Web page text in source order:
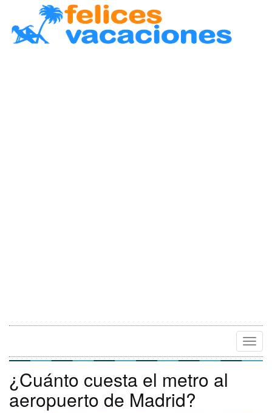
¿Cuánto cuesta el metro al
aeropuerto de Madrid?